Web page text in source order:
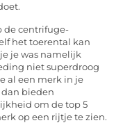
de centrifuge-
het toerental kan
je was namelijk
niet superdroog
al een merk in je
bieden
om de top 5
op een rijtje te zien.